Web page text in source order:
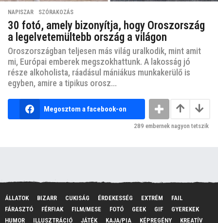
NAPISZAR ,SZÓRAKOZÁS
30 fotó, amely bizonyítja, hogy Oroszország
a legelvetemültebb ország a világon
Oroszországban teljesen más világ uralkodik, mint amit
mi, Európai emberek megszokhattunk. A lakosság jó
része alkoholista, ráadásul mániákus munkakerülő is
egyben, amire a tipikus orosz...
Megosztom a facebook-on
289 embernek nagyon tetszik
ÁLLATOK BIZARR CUKISÁG ÉRDEKESSÉG EXTRÉM
FAIL
FÁRASZTÓ
FÉRFIAK FILM/MESE FOTÓ GEEK GIF
GYEREKEK
HUMOR
ILLUSZTRÁCIÓ JÁTÉK KAJA/PIA KÉPREGÉNY KREATÍV